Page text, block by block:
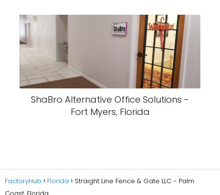
ShaBro Alternative Office Solutions -
Fort Myers, Florida
FactoryHub Florida
Straight Line Fence & Gate LLC - Palm